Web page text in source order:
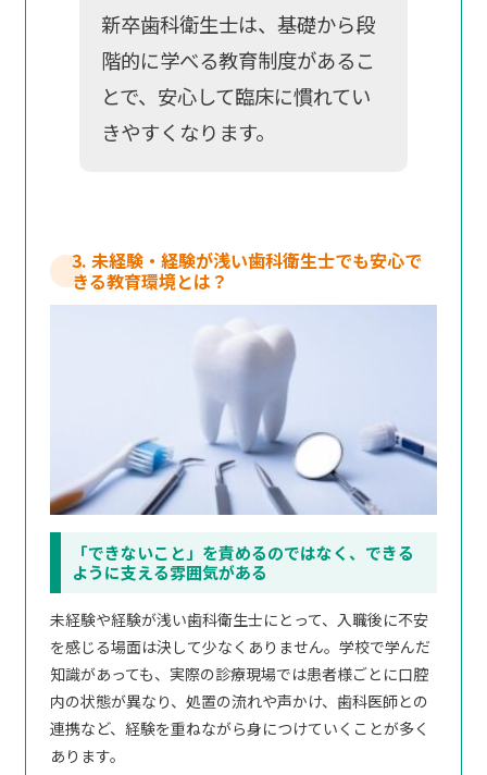
新卒歯科衛生士は、基礎から段
階的に学べる教育制度があるこ
とで、安心して臨床に慣れてい
きやすくなります。
3. 未経験・経験が浅い歯科衛生士でも安心で
きる教育環境とは？
「できないこと」を責めるのではなく、できる
ように支える雰囲気がある
未経験や経験が浅い歯科衛生士にとって、入職後に不安
を感じる場面は決して少なくありません。学校で学んだ
知識があっても、実際の診療現場では患者様ごとに口腔
内の状態が異なり、処置の流れや声かけ、歯科医師との
連携など、経験を重ねながら身につけていくことが多く
あります。